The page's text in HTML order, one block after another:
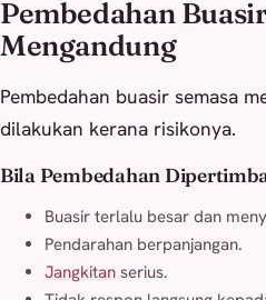
Pembedahan
Mengandung
Pembedahan buasir semasa
dilakukan kerana risikonya.
Bila Pembedahan
Buasir terlalu besar dan
Pendarahan berpanjangan.
Jangkitan serius.